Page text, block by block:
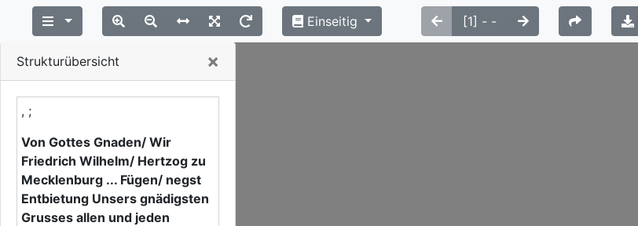
Strukturübersicht ×
, ;
Von Gottes Gnaden/ Wir
Friedrich Wilhelm/ Hertzog zu
Mecklenburg ... Fügen/ negst
Entbietung Unsers gnädigsten
Grusses allen und jeden
Einseitig